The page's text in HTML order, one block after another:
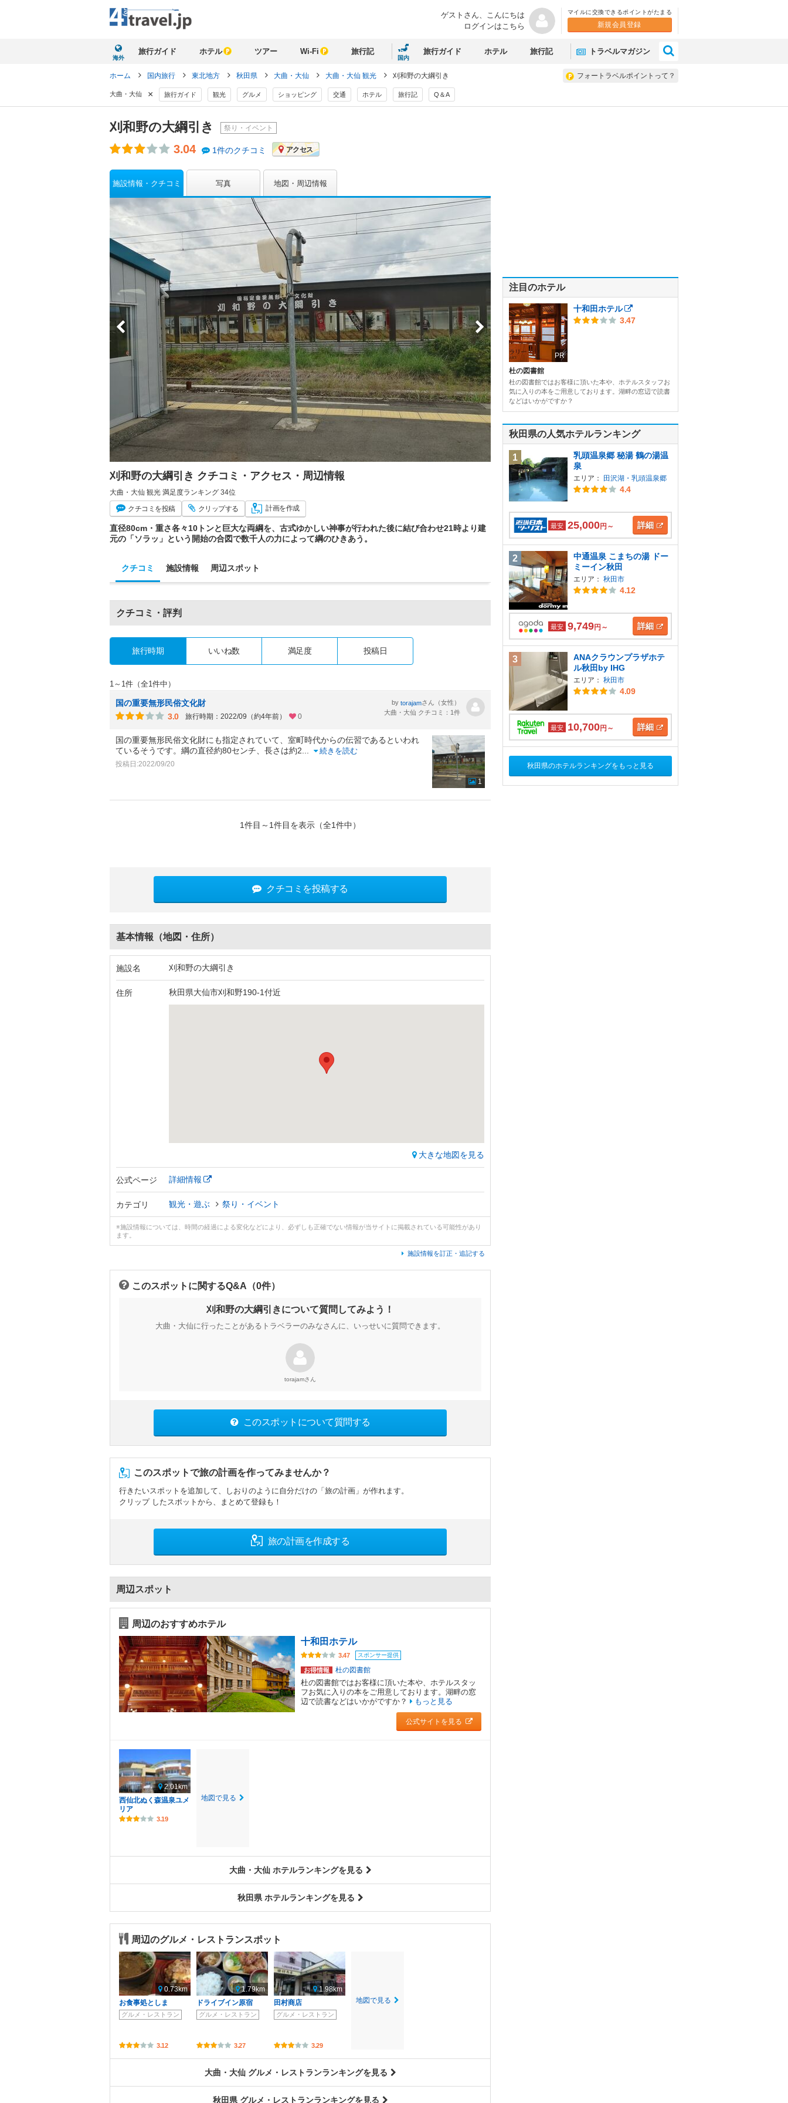
ゲストさん、 こんにちは
ログインはこちら
マイルに交換できるポイントがたまる
新規会員登録
海外
旅行ガイド ホテル ツアー Wi-Fi 旅行記
国内
旅行ガイド ホテル 旅行記 トラベルマガジン
フォートラベルポイントって？
ホーム 国内旅行 東北地方 秋田県 大曲・大仙 大曲・大仙 観光 刈和野の大綱引き
大曲・大仙 × 旅行ガイド 観光 グルメ ショッピング 交通 ホテル 旅行記 Q＆A
刈和野の大綱引き 祭り・イベント
3.04 1件のクチコミ アクセス
施設情報・クチコミ 写真 地図・周辺情報
刈和野の大綱引き クチコミ・アクセス・周辺情報
大曲・大仙 観光 満足度ランキング 34位
クチコミ を投稿 クリップする 計画を作成
直径80cm・重さ各々10トンと巨大な両綱を、古式ゆかしい神事が行われた後に結び合わせ21時より建
元の「ソラッ」という開始の合図で数千人の力によって綱のひきあう。
クチコミ 施設情報 周辺スポット
クチコミ・評判
旅行時期 いいね数 満足度 投稿日
1～1件（全1件中）
国の重要無形民俗文化財
3.0
旅行時期：2022/09（約4年前） 0
by torajamさん（女性）
大曲・大仙 クチコミ：1件
国の重要無形民俗文化財にも指定されていて、室町時代からの伝習であるといわれ
ているそうです。綱の直径約80センチ、長さは約2
続きを読む
投稿日:2022/09/20
1
1件目～1件目を表示（全1件中）
クチコミを投稿する
基本情報（地図・住所）
施設名 刈和野の大綱引き
住所 秋田県大仙市刈和野190-1付近
大きな地図を見る
公式ページ 詳細情報
カテゴリ 観光・遊ぶ 祭り・イベント
※施設情報については、時間の経過による変化などにより、必ずしも正確でない情報が当サイトに掲載されている可能性があり
ます。
施設情報を訂正・追記する
このスポットに関するQ&A（0件）
刈和野の大綱引きについて質問してみよう！
大曲・大仙に行ったことがあるトラベラーのみなさんに、いっせいに質問できます。
torajamさん
このスポットについて質問する
このスポットで旅の計画を作ってみませんか？
行きたいスポットを追加して、しおりのように自分だけの「旅の計画」が作れます。
クリップ したスポットから、まとめて登録も！
旅の計画を作成する
周辺スポット
周辺のおすすめホテル
十和田ホテル
3.47 スポンサー提供
お得情報 杜の図書館
杜の図書館ではお客様に頂いた本や、ホテルスタッ
フお気に入りの本をご用意しております。湖畔の窓
辺で読書などはいかがですか？
もっと見る
公式サイトを見る
2.01km
西仙北ぬく森温泉ユメ
リア
3.19
地図で見る
大曲・大仙 ホテルランキングを見る
秋田県 ホテルランキングを見る
周辺のグルメ・レストランスポット
0.73km
お食事処としま
グルメ・レストラン
3.12
1.79km
ドライブイン原宿
グルメ・レストラン
3.27
1.98km
田村商店
グルメ・レストラン
3.29
地図で見る
大曲・大仙 グルメ・レストランランキングを見る
秋田県 グルメ・レストランランキングを見る
注目のホテル
PR
十和田ホテル
3.47
杜の図書館
杜の図書館ではお客様に頂いた本や、ホテルスタッフお
気に入りの本をご用意しております。湖畔の窓辺で読書
などはいかがですか？
秋田県の人気ホテルランキング
1
乳頭温泉郷 秘湯 鶴の湯温
泉
エリア： 田沢湖・乳頭温泉郷
4.4
最安 25,000円～ 詳細
2
中通温泉 こまちの湯 ドー
ミーイン秋田
エリア： 秋田市
4.12
最安 9,749円～ 詳細
3
ANAクラウンプラザホテ
ル秋田by IHG
エリア： 秋田市
4.09
最安 10,700円～ 詳細
秋田県のホテルランキングをもっと見る